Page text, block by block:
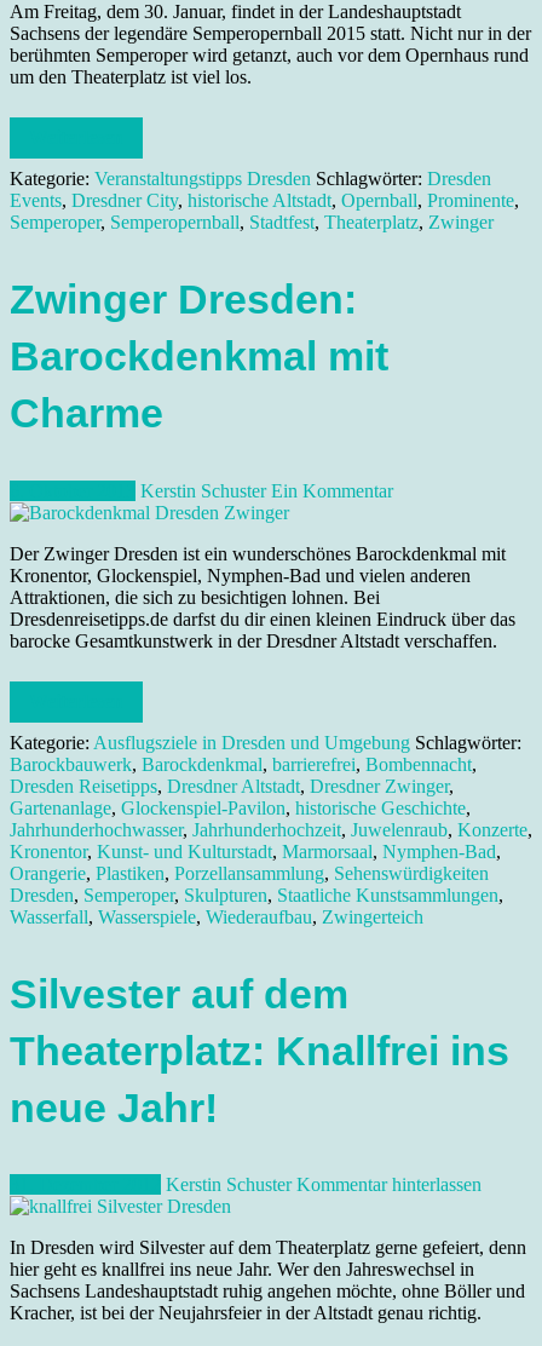
Am Freitag, dem 30. Januar, findet in der Landeshauptstadt
Sachsens der legendäre Semperopernball 2015 statt. Nicht nur in der
berühmten Semperoper wird getanzt, auch vor dem Opernhaus rund
um den Theaterplatz ist viel los.
Kategorie: Veranstaltungstipps Dresden Schlagwörter: Dresden
Events, Dresdner City, historische Altstadt, Opernball, Prominente,
Semperoper, Semperopernball, Stadtfest, Theaterplatz, Zwinger
Zwinger Dresden:
Barockdenkmal mit
Charme
Kerstin Schuster Ein Kommentar
Der Zwinger Dresden ist ein wunderschönes Barockdenkmal mit
Kronentor, Glockenspiel, Nymphen-Bad und vielen anderen
Attraktionen, die sich zu besichtigen lohnen. Bei
Dresdenreisetipps.de darfst du dir einen kleinen Eindruck über das
barocke Gesamtkunstwerk in der Dresdner Altstadt verschaffen.
Kategorie: Ausflugsziele in Dresden und Umgebung Schlagwörter:
Barockbauwerk, Barockdenkmal, barrierefrei, Bombennacht,
Dresden Reisetipps, Dresdner Altstadt, Dresdner Zwinger,
Gartenanlage, Glockenspiel-Pavilon, historische Geschichte,
Jahrhunderhochwasser, Jahrhunderhochzeit, Juwelenraub, Konzerte,
Kronentor, Kunst- und Kulturstadt, Marmorsaal, Nymphen-Bad,
Orangerie, Plastiken, Porzellansammlung, Sehenswürdigkeiten
Dresden, Semperoper, Skulpturen, Staatliche Kunstsammlungen,
Wasserfall, Wasserspiele, Wiederaufbau, Zwingerteich
Silvester auf dem
Theaterplatz: Knallfrei ins
neue Jahr!
Kerstin Schuster Kommentar hinterlassen
In Dresden wird Silvester auf dem Theaterplatz gerne gefeiert, denn
hier geht es knallfrei ins neue Jahr. Wer den Jahreswechsel in
Sachsens Landeshauptstadt ruhig angehen möchte, ohne Böller und
Kracher, ist bei der Neujahrsfeier in der Altstadt genau richtig.